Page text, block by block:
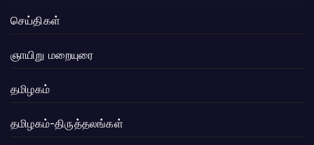
செய்திகள்
ஞாயிறு மறையுரை
தமிழகம்
தமிழகம்-திருத்தலங்கள்